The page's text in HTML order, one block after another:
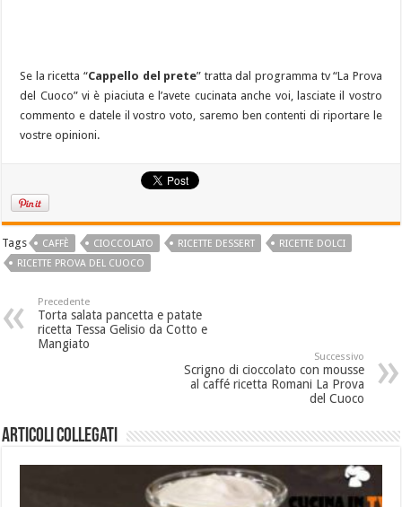
Se la ricetta “Cappello del prete” tratta dal programma tv “La Prova
del Cuoco” vi è piaciuta e l’avete cucinata anche voi, lasciate il vostro
commento e datele il vostro voto, saremo ben contenti di riportare le
vostre opinioni.
Tags CAFFÈ CIOCCOLATO RICETTE DESSERT
RICETTE DOLCI
RICETTE PROVA DEL CUOCO
Precedente
Torta salata pancetta e patate
ricetta Tessa Gelisio da Cotto e
Mangiato
Successivo
Scrigno di cioccolato con mousse
al caffé ricetta Romani La Prova
del Cuoco
Articoli collegati